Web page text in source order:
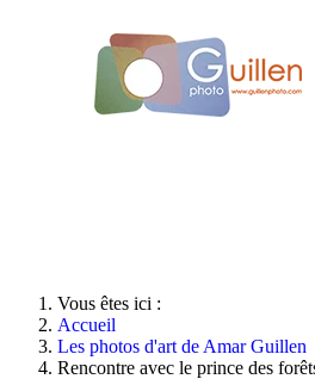
Vous êtes ici :
Accueil
Les photos d'art de Amar Guillen
Rencontre avec le prince des